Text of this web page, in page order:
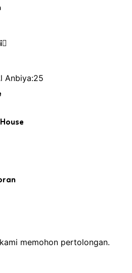
Anbiya:25
memohon pertolongan.